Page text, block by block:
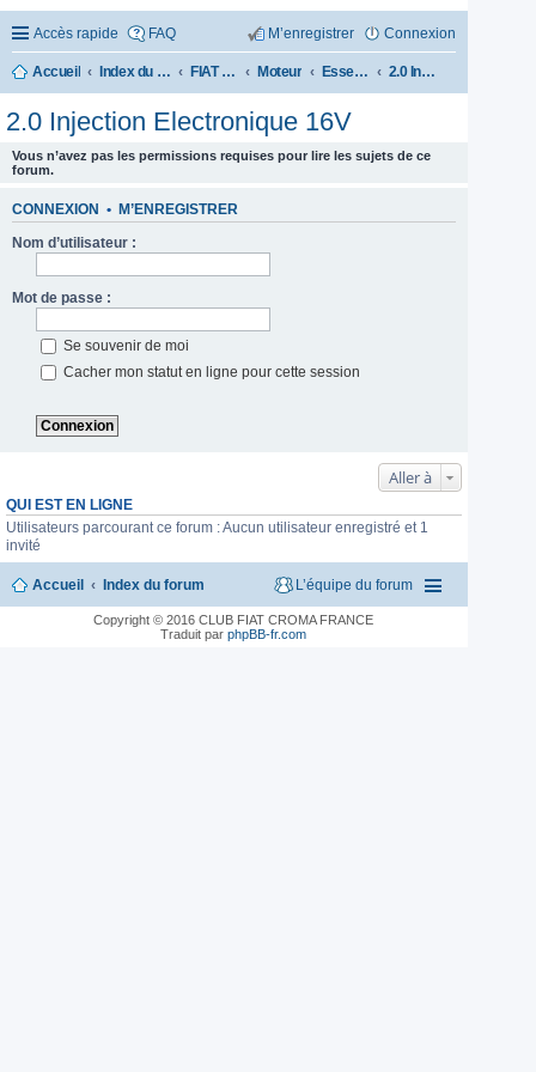
Accès rapide FAQ Connexion
M’enregistrer
Accueil Index du forum FIAT CROMA 1985-1996 Moteur Essence 2.0 Injection Electronique 16V
2.0 Injection Electronique 16V
Vous n’avez pas les permissions requises pour lire les sujets de ce
forum.
CONNEXION • M’ENREGISTRER
Nom d’utilisateur :
Mot de passe :
Se souvenir de moi
Cacher mon statut en ligne pour cette session
Aller à
QUI EST EN LIGNE
Utilisateurs parcourant ce forum : Aucun utilisateur enregistré et 1
invité
Accueil Index du forum L’équipe du forum
Copyright © 2016 CLUB FIAT CROMA FRANCE
Traduit parphpBB-fr.com